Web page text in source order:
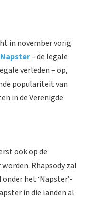
in november vorig
– de legale
verleden – op,
populariteit van
in de Verenigde
ook op de
Rhapsody zal
het ‘Napster’-
in die landen al